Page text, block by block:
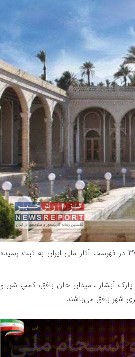
باغ تاریخی تیتو بافق در تاریخ ۲۸ فروردین ماه ۱۳۸۰، به شماره ثبت ۳۷۵۰ در فهرست آثار ملی ایران به ثبت رسیده
پارک آبشار ، میدان خان بافق، کمپ شن و
شهر بافق می‌باشند.